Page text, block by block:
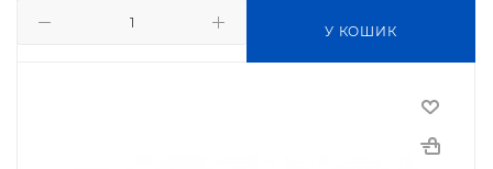
У КОШИК